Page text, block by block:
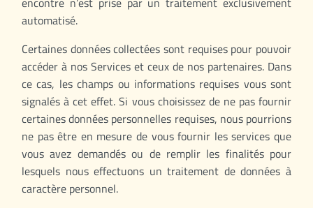
automatisé.
Certaines données collectées sont requises pour pouvoir
accéder à nos Services et ceux de nos partenaires. Dans
ce cas, les champs ou informations requises vous sont
signalés à cet effet. Si vous choisissez de ne pas fournir
certaines données personnelles requises, nous pourrions
ne pas être en mesure de vous fournir les services que
vous avez demandés ou de remplir les finalités pour
lesquels nous effectuons un traitement de données à
caractère personnel.